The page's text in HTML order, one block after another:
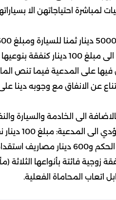
احتياجاتهن الا
بالاضافة الى 60 دينارا أجرة للخادمة وهذا
عن الانفاق مع وجوبه دينا
الى الخادمة والسيارة
طلباتها فحكمت
زوجية فائتة بأنواعها